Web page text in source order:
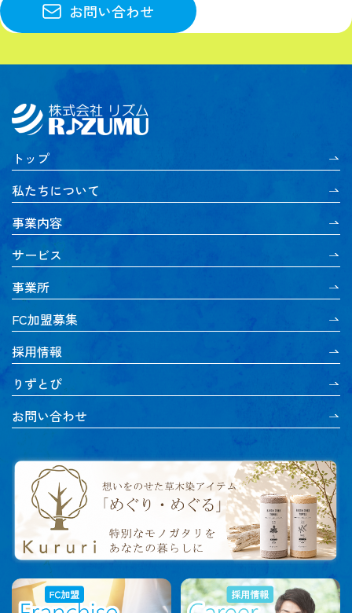
お問い合わせ
トップ
私たちについて
事業内容
サービス
事業所
FC加盟募集
採用情報
りずとぴ
お問い合わせ